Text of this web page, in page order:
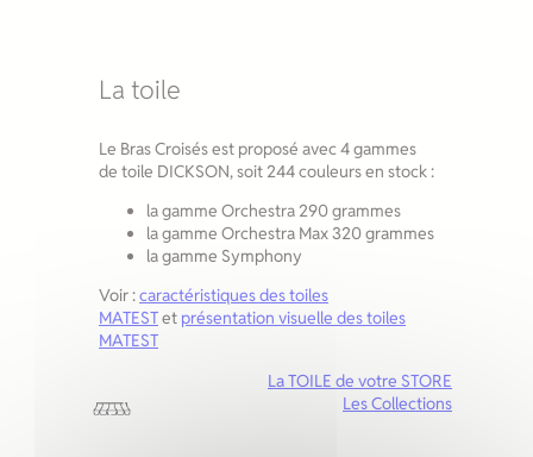
La toile
Le Bras Croisés est proposé avec 4 gammes
de toile DICKSON, soit 244 couleurs en stock :
la gamme Orchestra 290 grammes
la gamme Orchestra Max 320 grammes
la gamme Symphony
Voir :caractéristiques des toiles
MATESTet présentation visuelle des toiles
MATEST
La TOILE de votre STORE
Les Collections